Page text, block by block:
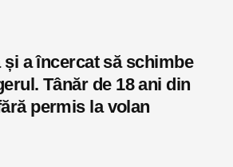
a încercat să schimbe
Tânăr de 18 ani din
permis la volan